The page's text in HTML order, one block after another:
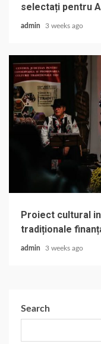
selectați pentru
admin 3 weeks ago
Proiect cultural
tradiționale
admin 3 weeks ago
Search